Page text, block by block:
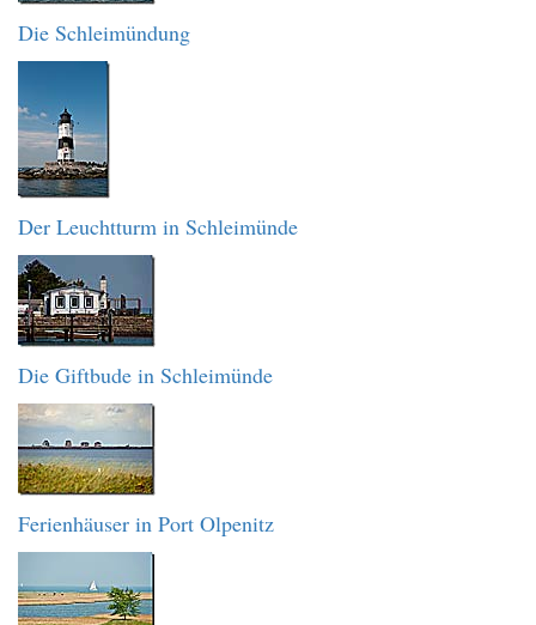
Die Schleimündung
Der Leuchtturm in Schleimünde
Die Giftbude in Schleimünde
Ferienhäuser in Port Olpenitz